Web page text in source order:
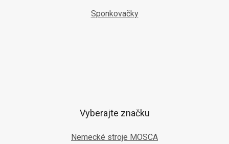
Sponkovačky
Vyberajte značku
Nemecké stroje MOSCA